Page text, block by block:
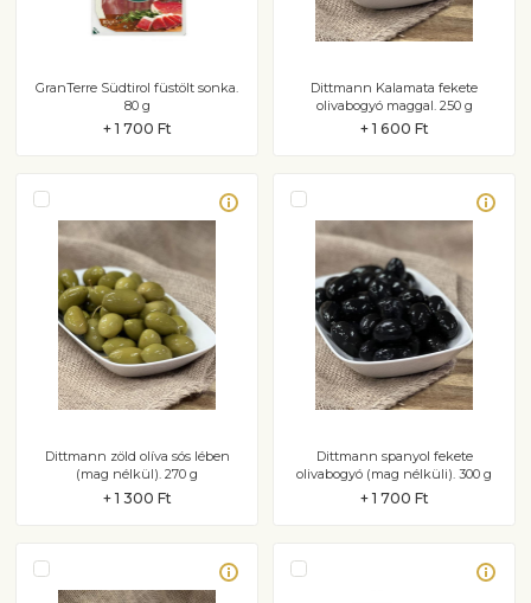
GranTerre Südtirol füstölt sonka.
80 g
+ 1 700 Ft
Dittmann Kalamata fekete
olivabogyó maggal. 250 g
+ 1 600 Ft
Dittmann zöld olíva sós lében
(mag nélkül). 270 g
+ 1 300 Ft
Dittmann spanyol fekete
olivabogyó (mag nélküli). 300 g
+ 1 700 Ft